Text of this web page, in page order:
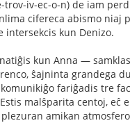
trov-iv-ec-o-n) de iam
cifereca abismo niaj
intersekcis kun Denizo.
kun Anna —
ŝajninta grandega
fariĝadis tre
malŝparita centoj, eĉ
amikan